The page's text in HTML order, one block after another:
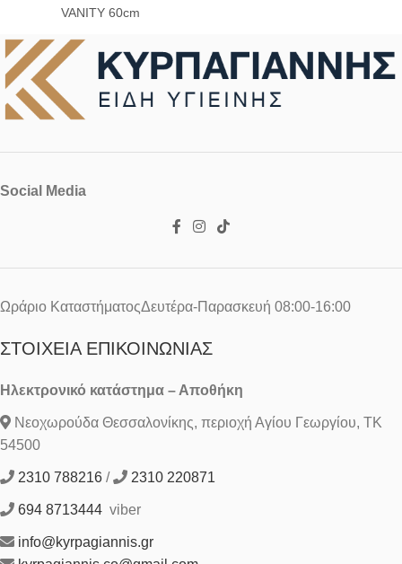
VANITY 60cm
Social Media
Ωράριο ΚαταστήματοςΔευτέρα-Παρασκευή 08:00-16:00
ΣΤΟΙΧΕΊΑ ΕΠΙΚΟΙΝΩΝΊΑΣ
Ηλεκτρονικό κατάστημα – Αποθήκη
Νεοχωρούδα Θεσσαλονίκης, περιοχή Αγίου Γεωργίου, ΤΚ
54500
2310 788216 / 2310 220871
694 8713444 viber
info@kyrpagiannis.gr